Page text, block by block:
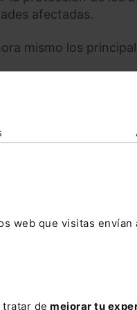
web que visitas envían
tratar de mejorar tu
afectadas.
mismo los
"optimista y
en su idea de